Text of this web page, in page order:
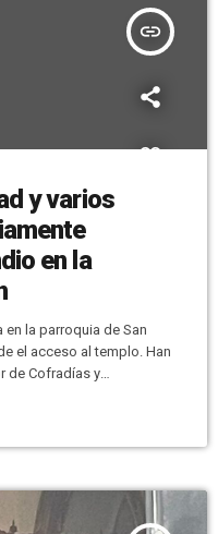
insert_link
y varios
en la
la parroquia de San
el acceso al templo. Han
de Cofradías y
de la Hermandad de La